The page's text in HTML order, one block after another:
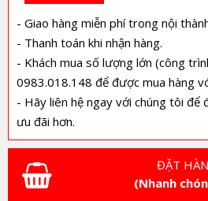
- Giao hàng miễn phí trong nội
- Thanh toán khi nhận hàng.
- Khách mua số lượng lớn (công
0983.018.148 để được mua hàng
- Hãy liên hệ ngay với chúng tôi để
ưu đãi hơn.
ĐẶT
(Nhanh